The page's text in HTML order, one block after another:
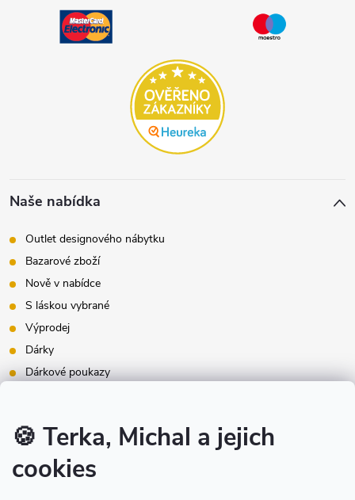
🍪 Terka, Michal a jejich
cookies
Naše nabídka
Outlet designového nábytku
Bazarové zboží
Nově v nabídce
S láskou vybrané
Výprodej
Dárky
Dárkové poukazy
Instagram